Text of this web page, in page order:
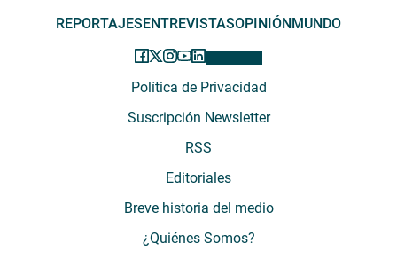
REPORTAJESENTREVISTASOPINIÓNMUNDO
Política de Privacidad
Suscripción Newsletter
RSS
Editoriales
Breve historia del medio
¿Quiénes Somos?